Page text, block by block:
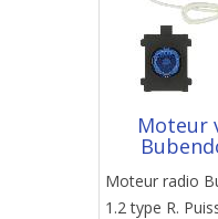
Moteur
Moteur radio
1.2 type R.